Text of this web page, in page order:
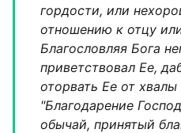
гордости, или
отношению к отцу
Благословляя Бога
приветствовал Ее,
оторвать Ее от
"Благодарение
обычай, принятый